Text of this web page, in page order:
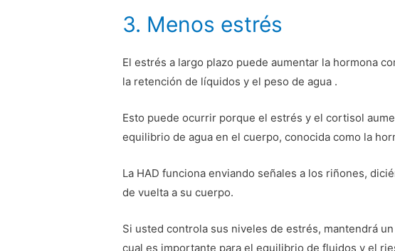
3. Menos estrés
El estrés a largo plazo puede aumentar la hormona
la retención de líquidos y el peso de agua .
Esto puede ocurrir porque el estrés y el cortisol
equilibrio de agua en el cuerpo, conocida como la
La HAD funciona enviando señales a los riñones,
de vuelta a su cuerpo.
Si usted controla sus niveles de estrés, mantendrá
cual es importante para el equilibrio de fluidos y el